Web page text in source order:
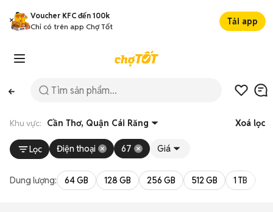
Voucher KFC đến 100k
Chỉ có trên app Chợ Tốt
Tải app
Khu vực: Cần Thơ, Quận Cái Răng Xoá lọc
Lọc Điện thoại 67 Giá
Dung lượng: 64 GB 128 GB 256 GB 512 GB 1 TB